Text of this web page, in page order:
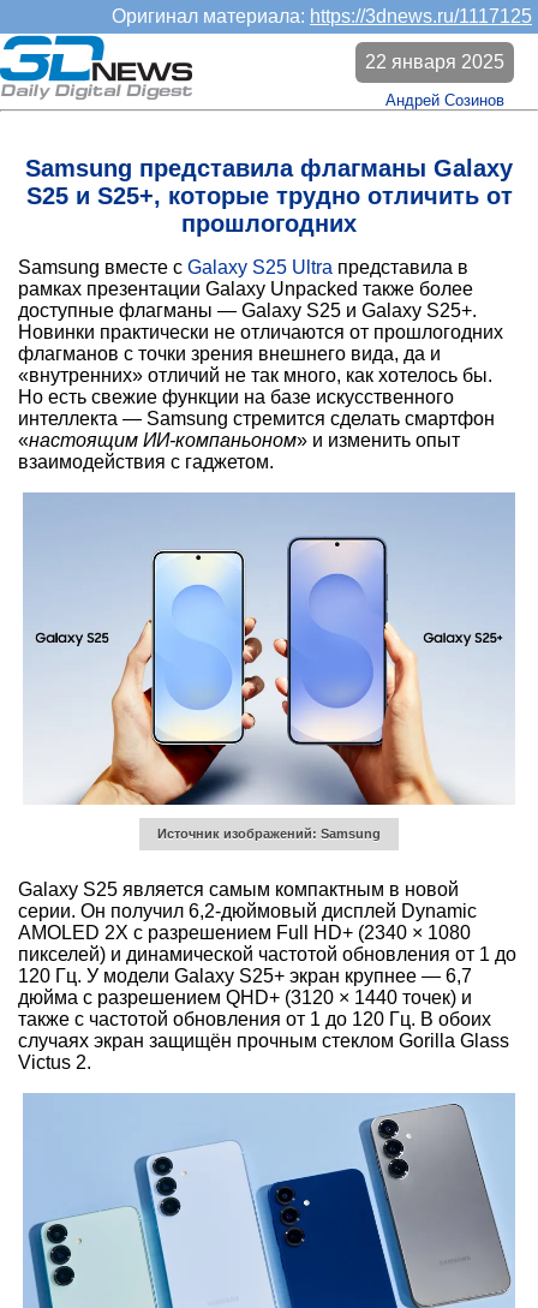
Оригинал материала: https://3dnews.ru/1117125
Samsung представила флагманы Galaxy
S25 и S25+, которые трудно отличить от
прошлогодних
22 января 2025
Андрей Созинов
Samsung вместе с Galaxy S25 Ultra представила в
рамках презентации Galaxy Unpacked также более
доступные флагманы — Galaxy S25 и Galaxy S25+.
Новинки практически не отличаются от прошлогодних
флагманов с точки зрения внешнего вида, да и
«внутренних» отличий не так много, как хотелось бы.
Но есть свежие функции на базе искусственного
интеллекта — Samsung стремится сделать смартфон
«настоящим ИИ-компаньоном» и изменить опыт
взаимодействия с гаджетом.
Источник изображений: Samsung
Galaxy S25 является самым компактным в новой
серии. Он получил 6,2-дюймовый дисплей Dynamic
AMOLED 2X с разрешением Full HD+ (2340 × 1080
пикселей) и динамической частотой обновления от 1 до
120 Гц. У модели Galaxy S25+ экран крупнее — 6,7
дюйма с разрешением QHD+ (3120 × 1440 точек) и
также с частотой обновления от 1 до 120 Гц. В обоих
случаях экран защищён прочным стеклом Gorilla Glass
Victus 2.